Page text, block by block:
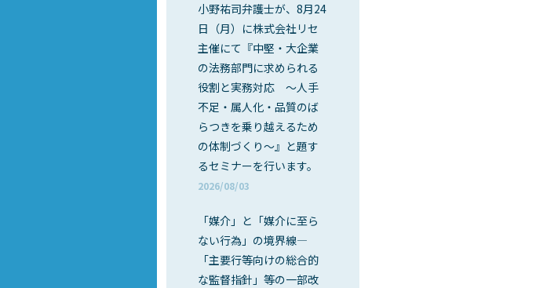
小野祐司弁護士が、8月24
日（月）に株式会社リセ
主催にて『中堅・大企業
の法務部門に求められる
役割と実務対応 ～人手
不足・属人化・品質のば
らつきを乗り越えるため
の体制づくり～』と題す
るセミナーを行います。
2026/08/03
「媒介」と「媒介に至ら
ない行為」の境界線―
「主要行等向けの総合的
な監督指針」等の一部改